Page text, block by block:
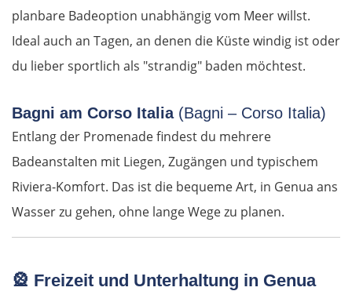
planbare Badeoption unabhängig vom Meer willst.
Ideal auch an Tagen, an denen die Küste windig ist oder
du lieber sportlich als "strandig" baden möchtest.
Bagni am Corso Italia (Bagni – Corso Italia)
Entlang der Promenade findest du mehrere
Badeanstalten mit Liegen, Zugängen und typischem
Riviera-Komfort. Das ist die bequeme Art, in Genua ans
Wasser zu gehen, ohne lange Wege zu planen.
🎡 Freizeit und Unterhaltung in Genua
Taus
Deutschland Süd
Regensburg
Ingolstadt
Pfaffenhofen an der Ilm